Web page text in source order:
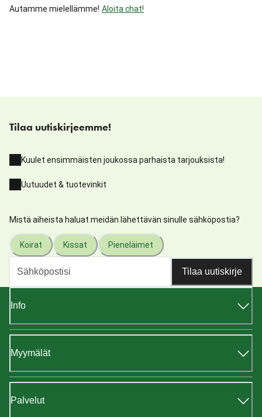
Autamme mielellämme! Aloita chat!
Tilaa uutiskirjeemme!
Kuulet ensimmäisten joukossa parhaista tarjouksista!
Uutuudet & tuotevinkit
Mistä aiheista haluat meidän lähettävän sinulle sähköpostia?
Koirat Kissat Pieneläimet
Tilaa uutiskirje
Info
Myymälät
Palvelut